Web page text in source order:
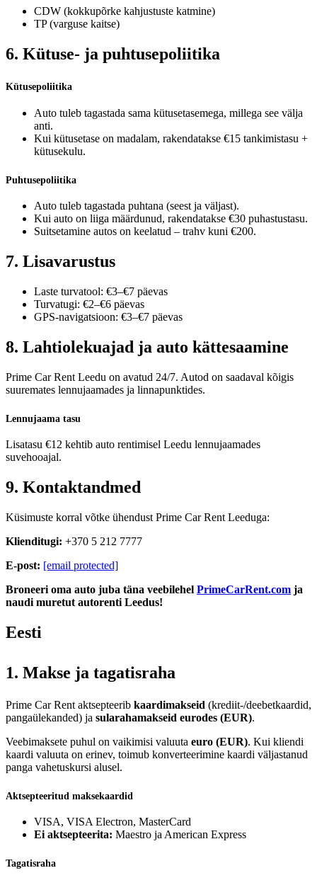
CDW (kokkupõrke kahjustuste katmine)
TP (varguse kaitse)
6. Kütuse- ja puhtusepoliitika
Kütusepoliitika
Auto tuleb tagastada sama kütusetasemega, millega see välja
anti.
Kui kütusetase on madalam, rakendatakse €15 tankimistasu +
kütusekulu.
Puhtusepoliitika
Auto tuleb tagastada puhtana (seest ja väljast).
Kui auto on liiga määrdunud, rakendatakse €30 puhastustasu.
Suitsetamine autos on keelatud – trahv kuni €200.
7. Lisavarustus
Laste turvatool: €3–€7 päevas
Turvatugi: €2–€6 päevas
GPS-navigatsioon: €3–€7 päevas
8. Lahtiolekuajad ja auto kättesaamine
Prime Car Rent Leedu on avatud 24/7. Autod on saadaval kõigis
suuremates lennujaamades ja linnapunktides.
Lennujaama tasu
Lisatasu €12 kehtib auto rentimisel Leedu lennujaamades
suvehooajal.
9. Kontaktandmed
Küsimuste korral võtke ühendust Prime Car Rent Leeduga:
Klienditugi: +370 5 212 7777
E-post: [email protected]
Broneeri oma auto juba täna veebilehel PrimeCarRent.com ja
naudi muretut autorenti Leedus!
Eesti
1. Makse ja tagatisraha
Prime Car Rent aktsepteerib kaardimakseid (krediit-/deebetkaardid,
pangaülekanded) ja sularahamakseid eurodes (EUR).
Veebimaksete puhul on vaikimisi valuuta euro (EUR). Kui kliendi
kaardi valuuta on erinev, toimub konverteerimine kaardi väljastanud
panga vahetuskursi alusel.
Aktsepteeritud maksekaardid
VISA, VISA Electron, MasterCard
Ei aktsepteerita: Maestro ja American Express
Tagatisraha